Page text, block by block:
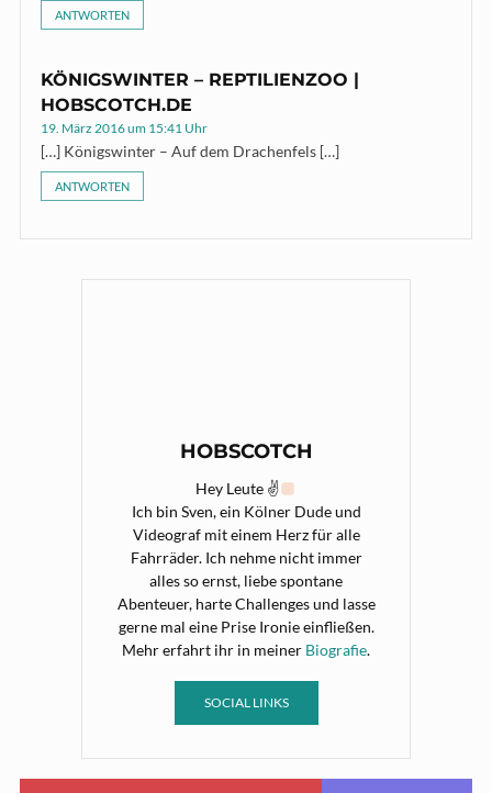
ANTWORTEN
KÖNIGSWINTER – REPTILIENZOO |
HOBSCOTCH.DE
19. März 2016 um 15:41 Uhr
[…] Königswinter – Auf dem Drachenfels […]
ANTWORTEN
HOBSCOTCH
Hey Leute ✌
Ich bin Sven, ein Kölner Dude und
Videograf mit einem Herz für alle
Fahrräder. Ich nehme nicht immer
alles so ernst, liebe spontane
Abenteuer, harte Challenges und lasse
gerne mal eine Prise Ironie einfließen.
Mehr erfahrt ihr in meiner Biografie.
SOCIAL LINKS